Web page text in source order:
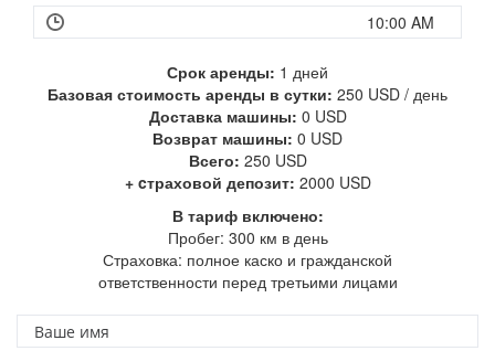
Срок аренды: 1 дней
Базовая стоимость аренды в сутки: 250 USD / день
Доставка машины: 0 USD
Возврат машины: 0 USD
Всего: 250 USD
+ cтраховой депозит: 2000 USD
В тариф включено:
Пробег: 300 км в день
Страховка: полное каско и гражданской
ответственности перед третьими лицами